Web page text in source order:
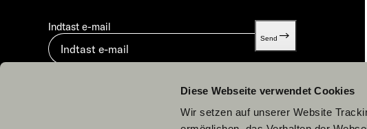
Diese Webseite verwendet Cookies
Wir setzen auf unserer Website
Indtast e-mail
Send